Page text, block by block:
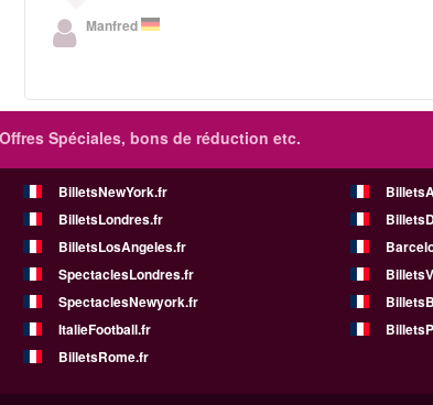
Manfred
Spéciales, bons de réduction etc.
BilletsNewYork.fr
BilletsLondres.fr
BilletsLosAngeles.fr
SpectaclesLondres.fr
SpectaclesNewyork.fr
ItalieFootball.fr
BilletsRome.fr